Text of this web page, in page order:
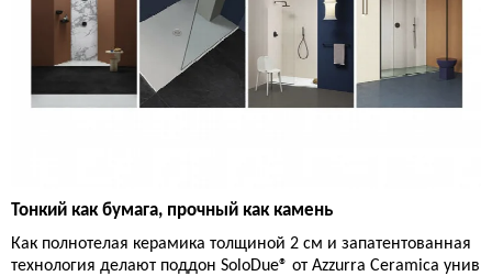
Тонкий как бумага, прочный как камень
Как полнотелая керамика толщиной 2 см и запатентованная
технология делают поддон SoloDue® от Azzurra Ceramica унив